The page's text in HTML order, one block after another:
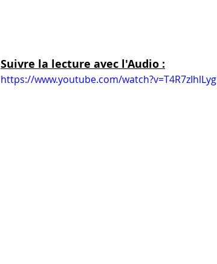
Suivre la lecture avec l'Audio :
https://www.youtube.com/watch?v=T4R7zIhlLyg